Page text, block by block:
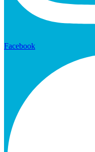
Facebook